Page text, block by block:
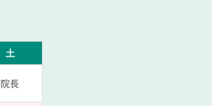
土
院長